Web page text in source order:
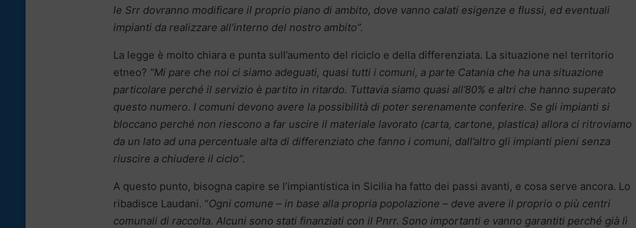
le Srr dovranno modificare il proprio piano di ambito, dove vanno calati esigenze e flussi, ed eventuali
impianti da realizzare all’interno del nostro ambito”.
La legge è molto chiara e punta sull’aumento del riciclo e della differenziata. La situazione nel territorio
etneo? “Mi pare che noi ci siamo adeguati, quasi tutti i comuni, a parte Catania che ha una situazione
particolare perché il servizio è partito in ritardo. Tuttavia siamo quasi all’80% e altri che hanno superato
questo numero. I comuni devono avere la possibilità di poter serenamente conferire. Se gli impianti si
bloccano perché non riescono a far uscire il materiale lavorato (carta, cartone, plastica) allora ci ritroviamo
da un lato ad una percentuale alta di differenziato che fanno i comuni, dall’altro gli impianti pieni senza
riuscire a chiudere il ciclo”.
A questo punto, bisogna capire se l’impiantistica in Sicilia ha fatto dei passi avanti, e cosa serve ancora. Lo
ribadisce Laudani. “Ogni comune – in base alla propria popolazione – deve avere il proprio o più centri
comunali di raccolta. Alcuni sono stati finanziati con il Pnrr. Sono importanti e vanno garantiti perché già lì